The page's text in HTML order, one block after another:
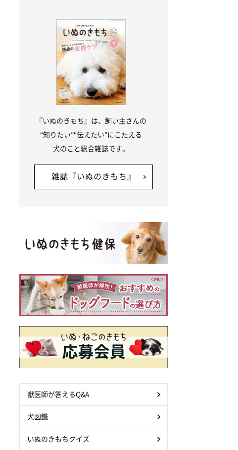
『いぬのきもち』は、飼い主さんの
“知りたい”“伝えたい”にこたえる
犬のこと総合雑誌です。
雑誌『いぬのきもち』
獣医師が答えるQ&A
犬図鑑
いぬのきもちクイズ